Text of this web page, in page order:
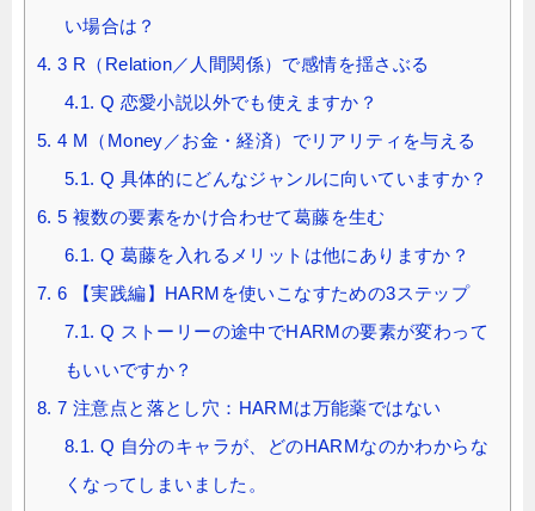
い場合は？
4. 3 R（Relation／人間関係）で感情を揺さぶる
4.1. Q 恋愛小説以外でも使えますか？
5. 4 M（Money／お金・経済）でリアリティを与える
5.1. Q 具体的にどんなジャンルに向いていますか？
6. 5 複数の要素をかけ合わせて葛藤を生む
6.1. Q 葛藤を入れるメリットは他にありますか？
7. 6 【実践編】HARMを使いこなすための3ステップ
7.1. Q ストーリーの途中でHARMの要素が変わって
もいいですか？
8. 7 注意点と落とし穴：HARMは万能薬ではない
8.1. Q 自分のキャラが、どのHARMなのかわからな
くなってしまいました。